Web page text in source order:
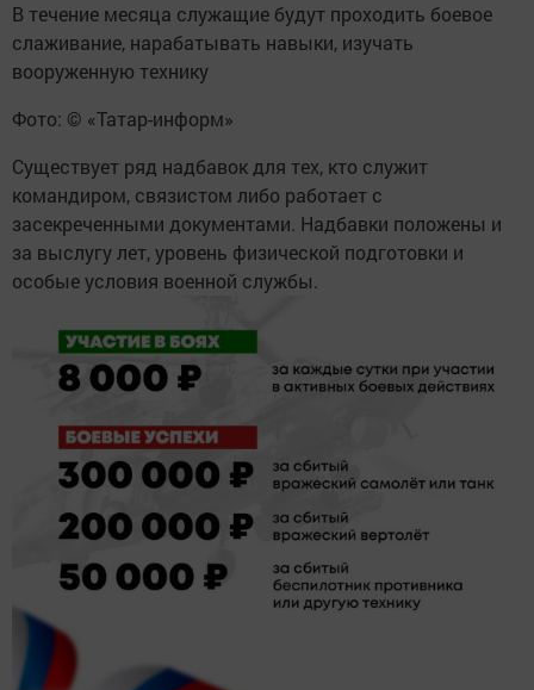
В течение месяца служащие будут проходить боевое
слаживание, нарабатывать навыки, изучать
вооруженную технику
Фото: © «Татар-информ»
Существует ряд надбавок для тех, кто служит
командиром, связистом либо работает с
засекреченными документами. Надбавки положены и
за выслугу лет, уровень физической подготовки и
особые условия военной службы.